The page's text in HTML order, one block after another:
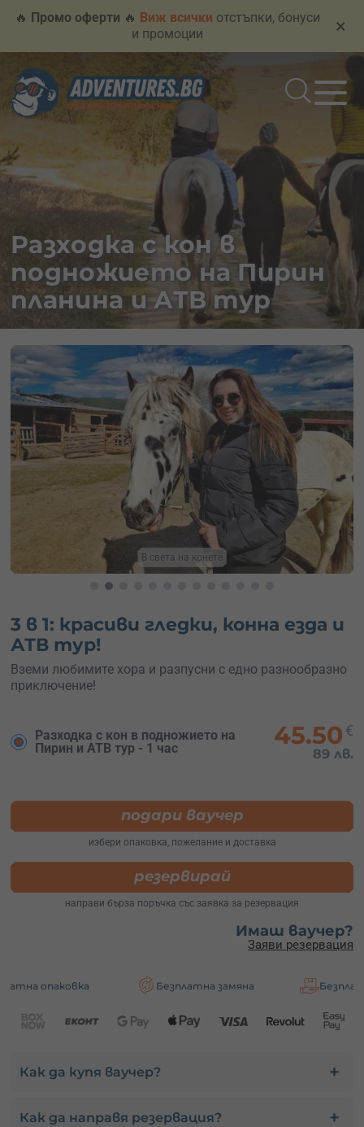
🔥 Промо оферти 🔥 Виж всички отстъпки, бонуси
и промоции
×
Разходка с кон в
подножието на Пирин
планина и АТВ тур
Сподели преживяването
3 в 1: красиви гледки, конна езда и
АТВ тур!
Вземи любимите хора и разпусни с едно разнообразно
приключение!
Разходка с кон в подножието на
Пирин и АТВ тур - 1 час
45.50 €
89 лв.
подари ваучер
избери опаковка, пожелание и доставка
резервирай
направи бърза поръчка със заявка за резервация
Имаш ваучер?
Заяви резервация
Безплатна замяна Безплатна
Как да купя ваучер?
Как да направя резервация?